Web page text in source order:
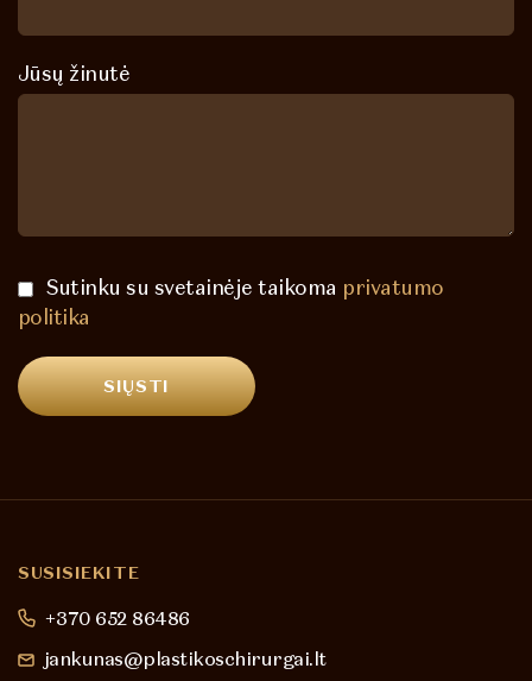
Jūsų žinutė
Sutinku su svetainėje taikoma privatumo
politika
SUSISIEKITE
+370 652 86486
jankunas@plastikoschirurgai.lt